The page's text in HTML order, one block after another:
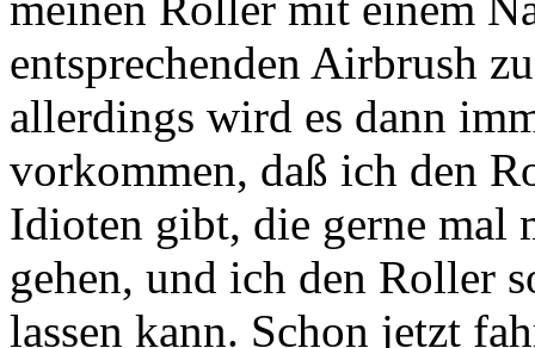
entsprechenden Airbrush
allerdings wird es dann
vorkommen, daß ich den
Idioten gibt, die gerne mal
gehen, und ich den Roller
lassen kann. Schon jetzt